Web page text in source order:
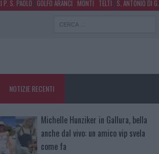
P. S. PAOLO GOLFO ARANCI MONTI TELTI S. ANTONIO DI G.
NOTIZIE RECENTI
Michelle Hunziker in Gallura, bella
anche dal vivo: un amico vip svela
come fa